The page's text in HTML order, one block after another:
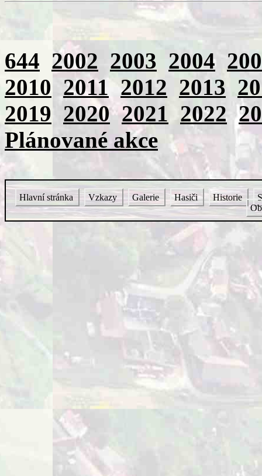
644 2002 2003 2004
2010 2011 2012 2013
2019 2020 2021 2022
Plánované akce
Hlavní stránka Vzkazy Galerie Hasiči Historie